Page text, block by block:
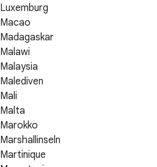
Luxemburg
Macao
Madagaskar
Malawi
Malaysia
Malediven
Mali
Malta
Marokko
Marshallinseln
Martinique